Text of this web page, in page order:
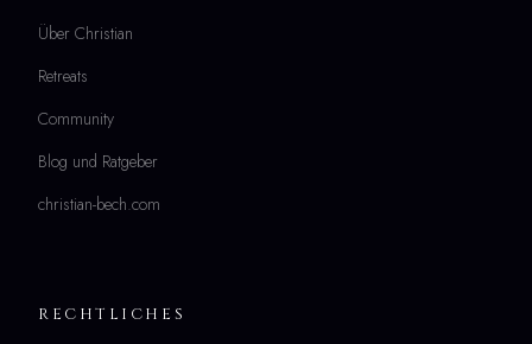
Über Christian
Retreats
Community
Blog und Ratgeber
christian-bech.com
RECHTLICHES